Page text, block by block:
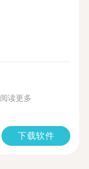
阅读更多
下载软件